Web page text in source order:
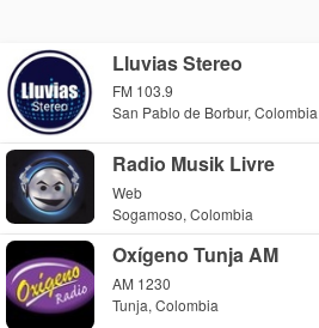
Lluvias Stereo
FM 103.9
San Pablo de Borbur, Colombia
Radio Musik Livre
Web
Sogamoso, Colombia
Oxígeno Tunja AM
AM 1230
Tunja, Colombia